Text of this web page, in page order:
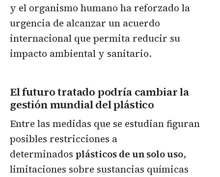
y el organismo humano ha reforzado la
urgencia de alcanzar un acuerdo
internacional que permita reducir su
impacto ambiental y sanitario.
El futuro tratado podría cambiar la
gestión mundial del plástico
Entre las medidas que se estudian figuran
posibles restricciones a
determinados plásticos de un solo uso,
limitaciones sobre sustancias químicas